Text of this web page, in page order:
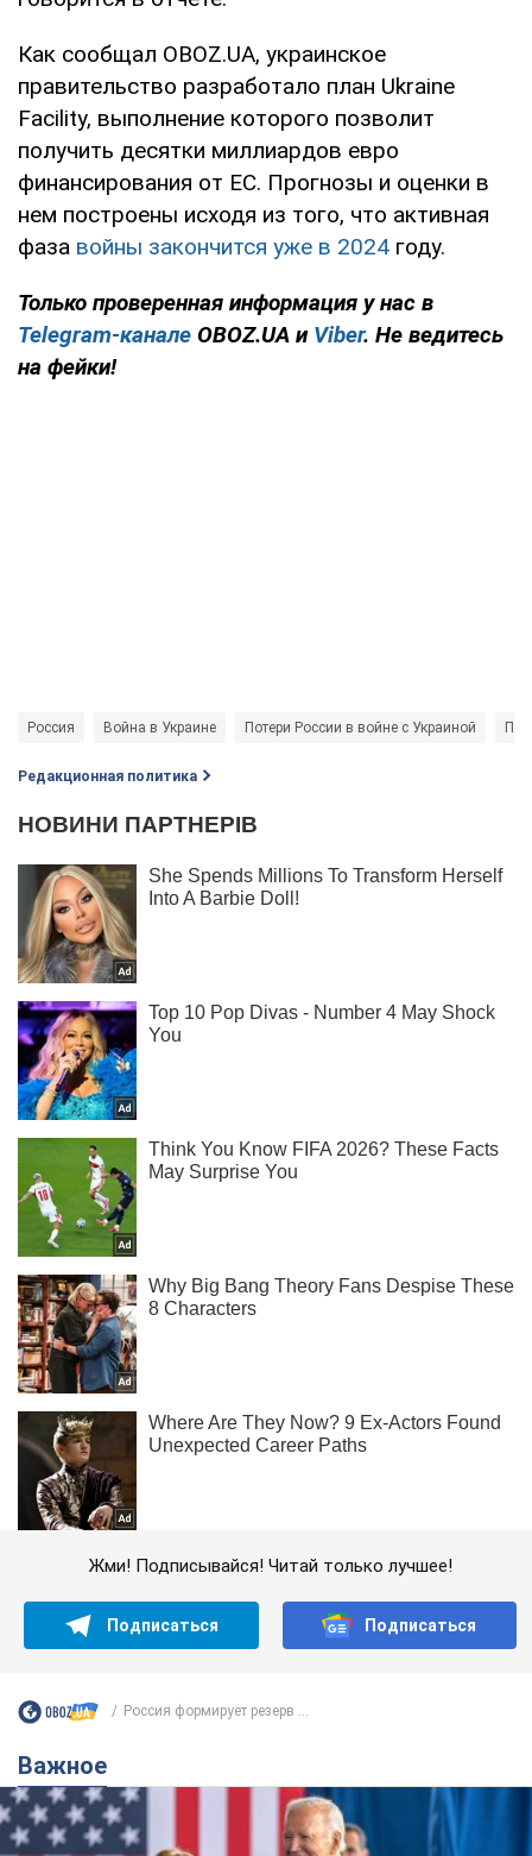
Как сообщал OBOZ.UA, украинское
правительство разработало план Ukraine
Facility, выполнение которого позволит
получить десятки миллиардов евро
финансирования от ЕС. Прогнозы и оценки в
нем построены исходя из того, что активная
фаза войны закончится уже в 2024 году.
Только проверенная информация у нас в
Telegram-канале OBOZ.UA и Viber. Не ведитесь
на фейки!
Россия Война в Украине Потери России в войне с Украиной
Редакционная политика
Жми! Подписывайся! Читай только лучшее!
Подписаться Подписаться
Россия формирует резерв ...
Важное